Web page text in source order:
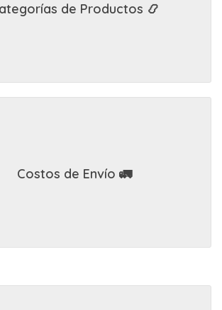
de Productos 📿
Costos de Envío 🚛